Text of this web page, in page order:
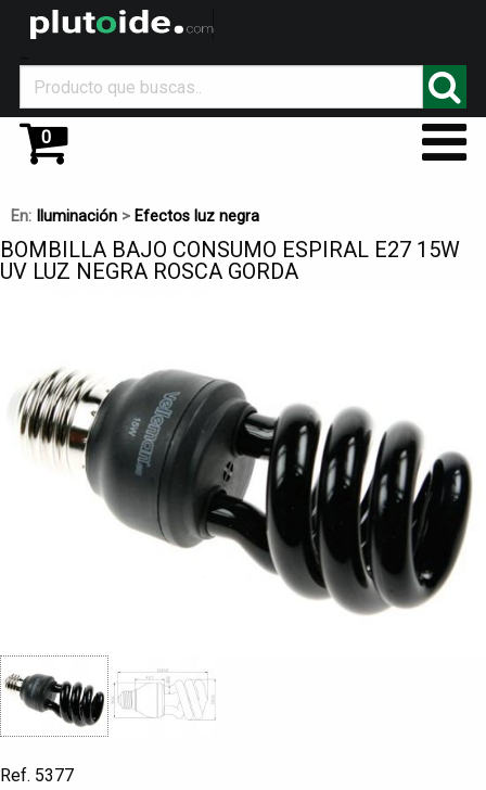
0
En: Iluminación > Efectos luz negra
BOMBILLA BAJO CONSUMO ESPIRAL E27 15W
UV LUZ NEGRA ROSCA GORDA
Ref. 5377